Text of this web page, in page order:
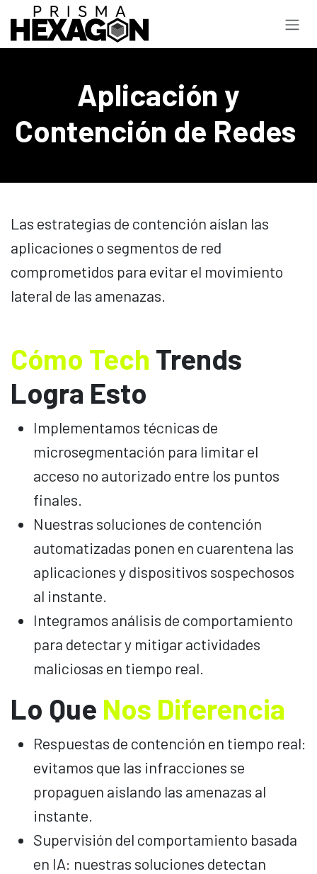
Ir al contenido
Aplicación y
Contención de Redes
Las estrategias de contención aíslan las
aplicaciones o segmentos de red
comprometidos para evitar el movimiento
lateral de las amenazas.
Cómo Tech Trends
Logra Esto
Implementamos técnicas de
microsegmentación para limitar el
acceso no autorizado entre los puntos
finales.
Nuestras soluciones de contención
automatizadas ponen en cuarentena las
aplicaciones y dispositivos sospechosos
al instante.
Integramos análisis de comportamiento
para detectar y mitigar actividades
maliciosas en tiempo real.
Lo Que Nos Diferencia
Respuestas de contención en tiempo real:
evitamos que las infracciones se
propaguen aislando las amenazas al
instante.
Supervisión del comportamiento basada
en IA: nuestras soluciones detectan